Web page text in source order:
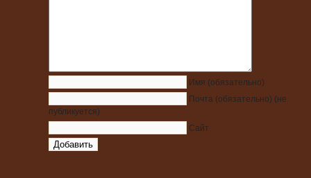
Имя (обязательно)
Почта (обязательно) (не
публикуется)
Сайт